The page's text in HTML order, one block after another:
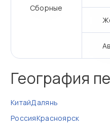
Сборные
География
КитайДалянь
РоссияКрасноярск